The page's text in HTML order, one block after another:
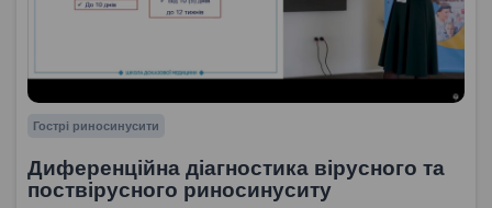
Гострі риносинусити
Диференційна діагностика вірусного та
поствірусного риносинуситу